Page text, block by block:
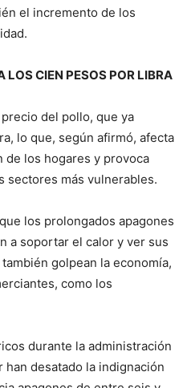
el incremento de los
LOS CIEN PESOS POR LIBRA
del pollo, que ya
lo que, según afirmó, afecta
de los hogares y provoca
sectores más vulnerables.
los prolongados apagones
a soportar el calor y ver sus
golpean la economía,
como los
durante la administración
desatado la indignación